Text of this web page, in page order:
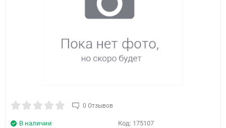
0 Отзывов
Код: 175107
В наличии